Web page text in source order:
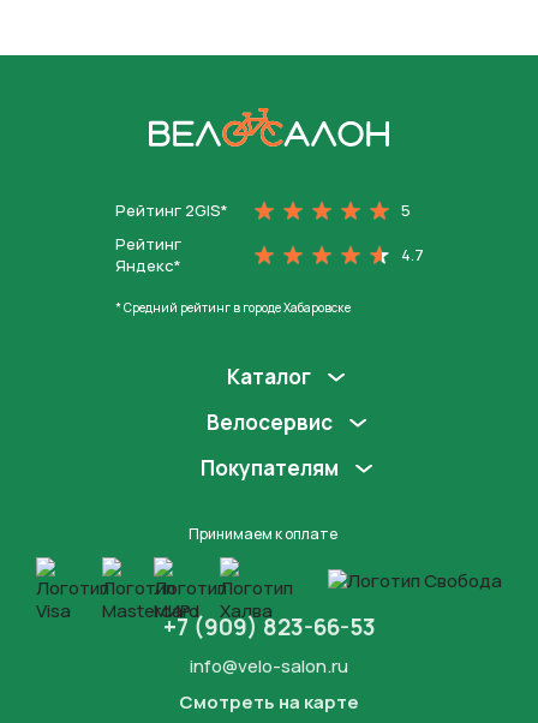
Рейтинг 2GIS*
5
Рейтинг
Яндекс*
4.7
* Средний рейтинг в городе Хабаровске
Каталог
Велосервис
Покупателям
Принимаем к оплате
+7 (909) 823-66-53
info@velo-salon.ru
Смотреть на карте